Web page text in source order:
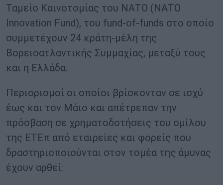
Ταμείο Καινοτομίας του ΝΑΤΟ (ΝΑΤΟ
Innovation Fund), του fund-of-funds στο οποίο
συμμετέχουν 24 κράτη-μέλη της
Βορειοατλαντικής Συμμαχίας, μεταξύ τους
και η Ελλάδα.
Περιορισμοί οι οποίοι βρίσκονταν σε ισχύ
έως και τον Μάιο και απέτρεπαν την
πρόσβαση σε χρηματοδοτήσεις του ομίλου
της ΕΤΕπ από εταιρείες και φορείς που
δραστηριοποιούνται στον τομέα της άμυνας
έχουν αρθεί: